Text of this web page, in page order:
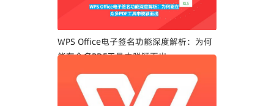
WPS Office电子签名功能深度解析：为何
能在众多PDF工具中脱颖而出